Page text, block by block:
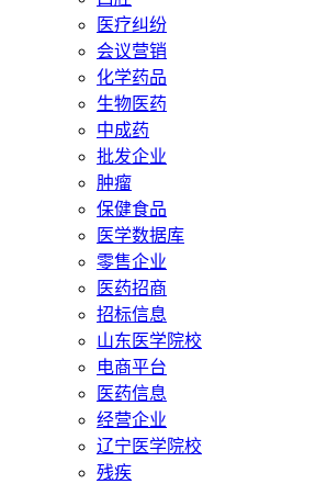
医疗纠纷
会议营销
化学药品
生物医药
中成药
批发企业
肿瘤
保健食品
医学数据库
零售企业
医药招商
招标信息
山东医学院校
电商平台
医药信息
经营企业
辽宁医学院校
残疾